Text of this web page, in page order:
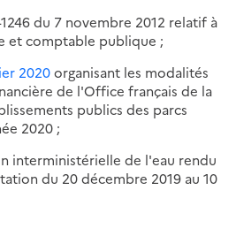
du 7 novembre 2012 relatif à
et comptable publique ;
2020organisant les modalités
de l'Office français de la
publics des parcs
2020 ;
interministérielle de l'eau rendu
du 20 décembre 2019 au 10